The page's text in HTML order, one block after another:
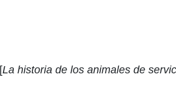
[La historia de los animales de